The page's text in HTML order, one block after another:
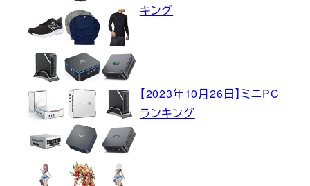
キング
【2023年10月26日】ミニPC
ランキング